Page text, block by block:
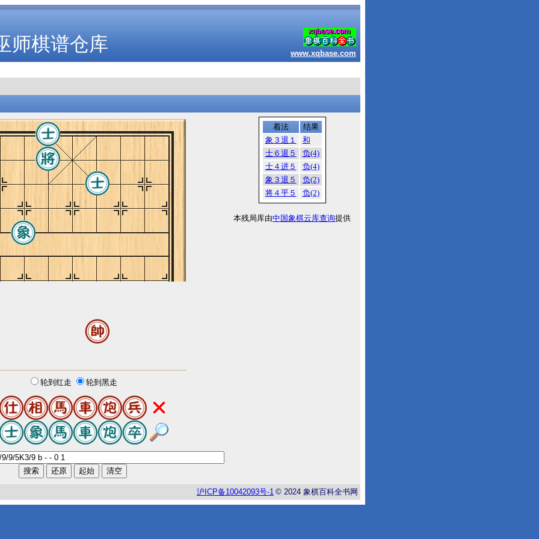
师棋谱仓库 www.xqbase.com
轮到红走 轮到黑走
着法
结果
象３退１
和
士６退５
负(4)
士４进５
负(4)
象３退５
负(2)
将４平５
负(2)
本残局库由中国象棋云库查询提供
沪 ICP备10042093号-1 © 2024 象棋百科全书网